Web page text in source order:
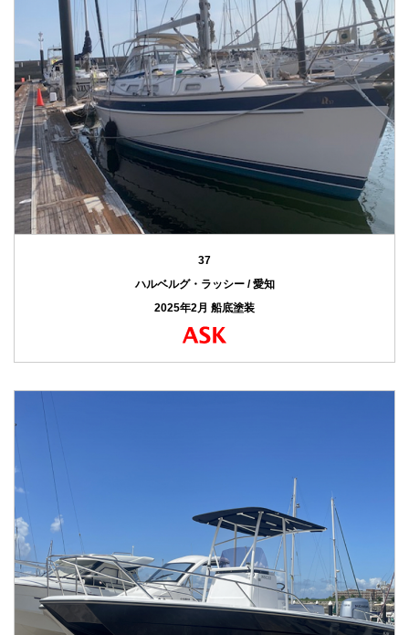
37
ハルベルグ・ラッシー / 愛知
2025年2月 船底塗装